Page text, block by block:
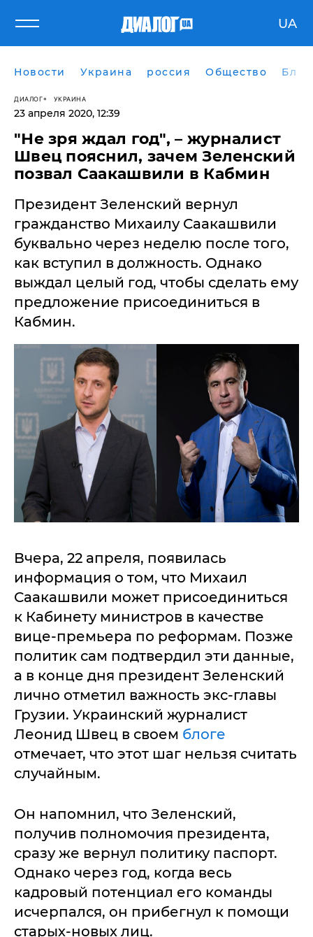
UA
Новости Украина россия Общество
ДИАЛОГ УКРАИНА
23 апреля 2020, 12:39
"Не зря ждал год", – журналист
Швец пояснил, зачем Зеленский
позвал Саакашвили в Кабмин
Президент Зеленский вернул
гражданство Михаилу Саакашвили
буквально через неделю после того,
как вступил в должность. Однако
выждал целый год, чтобы сделать ему
предложение присоединиться в
Кабмин.
Вчера, 22 апреля, появилась
информация о том, что Михаил
Саакашвили может присоединиться
к Кабинету министров в качестве
вице-премьера по реформам. Позже
политик сам подтвердил эти данные,
а в конце дня президент Зеленский
лично отметил важность экс-главы
Грузии. Украинский журналист
Леонид Швец в своем блоге
отмечает, что этот шаг нельзя считать
случайным.
Он напомнил, что Зеленский,
получив полномочия президента,
сразу же вернул политику паспорт.
Однако через год, когда весь
кадровый потенциал его команды
исчерпался, он прибегнул к помощи
старых-новых лиц.